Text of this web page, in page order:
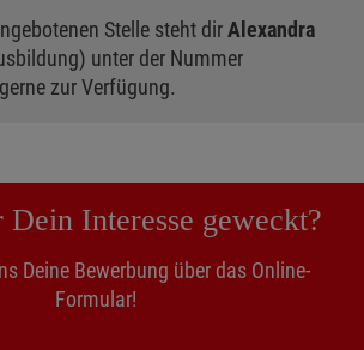
Stelle steht dirAlexandra
unter der Nummer
gerne zur Verfügung.
Interesse geweckt?
Deine Bewerbung über das Online-
Formular!